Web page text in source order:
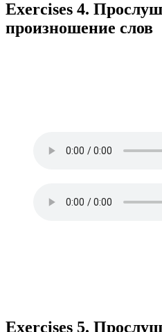
Exercises 4.
произношение слов
Exercises 5.